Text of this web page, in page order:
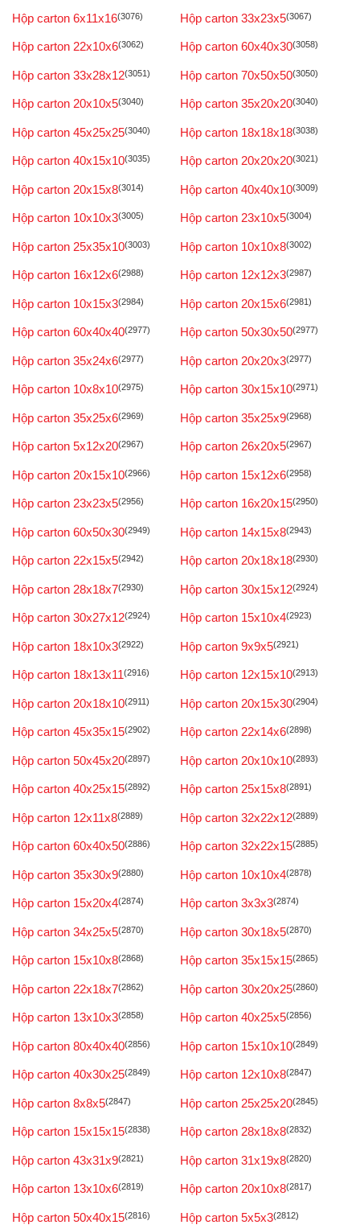
Hộp carton 6x11x16(3076) Hộp carton 33x23x5(3067)
Hộp carton 22x10x6(3062) Hộp carton 60x40x30(3058)
Hộp carton 33x28x12(3051) Hộp carton 70x50x50(3050)
Hộp carton 20x10x5(3040) Hộp carton 35x20x20(3040)
Hộp carton 45x25x25(3040) Hộp carton 18x18x18(3038)
Hộp carton 40x15x10(3035) Hộp carton 20x20x20(3021)
Hộp carton 20x15x8(3014) Hộp carton 40x40x10(3009)
Hộp carton 10x10x3(3005) Hộp carton 23x10x5(3004)
Hộp carton 25x35x10(3003) Hộp carton 10x10x8(3002)
Hộp carton 16x12x6(2988) Hộp carton 12x12x3(2987)
Hộp carton 10x15x3(2984) Hộp carton 20x15x6(2981)
Hộp carton 60x40x40(2977) Hộp carton 50x30x50(2977)
Hộp carton 35x24x6(2977) Hộp carton 20x20x3(2977)
Hộp carton 10x8x10(2975) Hộp carton 30x15x10(2971)
Hộp carton 35x25x6(2969) Hộp carton 35x25x9(2968)
Hộp carton 5x12x20(2967) Hộp carton 26x20x5(2967)
Hộp carton 20x15x10(2966) Hộp carton 15x12x6(2958)
Hộp carton 23x23x5(2956) Hộp carton 16x20x15(2950)
Hộp carton 60x50x30(2949) Hộp carton 14x15x8(2943)
Hộp carton 22x15x5(2942) Hộp carton 20x18x18(2930)
Hộp carton 28x18x7(2930) Hộp carton 30x15x12(2924)
Hộp carton 30x27x12(2924) Hộp carton 15x10x4(2923)
Hộp carton 18x10x3(2922) Hộp carton 9x9x5(2921)
Hộp carton 18x13x11(2916) Hộp carton 12x15x10(2913)
Hộp carton 20x18x10(2911) Hộp carton 20x15x30(2904)
Hộp carton 45x35x15(2902) Hộp carton 22x14x6(2898)
Hộp carton 50x45x20(2897) Hộp carton 20x10x10(2893)
Hộp carton 40x25x15(2892) Hộp carton 25x15x8(2891)
Hộp carton 12x11x8(2889) Hộp carton 32x22x12(2889)
Hộp carton 60x40x50(2886) Hộp carton 32x22x15(2885)
Hộp carton 35x30x9(2880) Hộp carton 10x10x4(2878)
Hộp carton 15x20x4(2874) Hộp carton 3x3x3(2874)
Hộp carton 34x25x5(2870) Hộp carton 30x18x5(2870)
Hộp carton 15x10x8(2868) Hộp carton 35x15x15(2865)
Hộp carton 22x18x7(2862) Hộp carton 30x20x25(2860)
Hộp carton 13x10x3(2858) Hộp carton 40x25x5(2856)
Hộp carton 80x40x40(2856) Hộp carton 15x10x10(2849)
Hộp carton 40x30x25(2849) Hộp carton 12x10x8(2847)
Hộp carton 8x8x5(2847) Hộp carton 25x25x20(2845)
Hộp carton 15x15x15(2838) Hộp carton 28x18x8(2832)
Hộp carton 43x31x9(2821) Hộp carton 31x19x8(2820)
Hộp carton 13x10x6(2819) Hộp carton 20x10x8(2817)
Hộp carton 50x40x15(2816) Hộp carton 5x5x3(2812)